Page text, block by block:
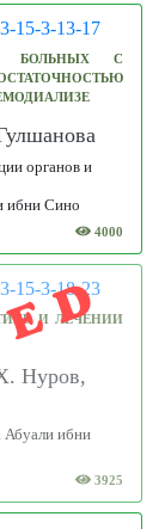
15-3-13-17
БОЛЬНЫХ С
органов и
ибни Сино
4000
15-3-18-23
И ЛЕЧЕНИИ
Нуров,
ибни
3925